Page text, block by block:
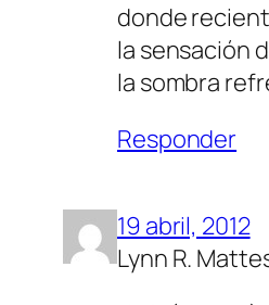
donde
la sensación
la sombra
Responder
19 abril, 2012
Lynn R.